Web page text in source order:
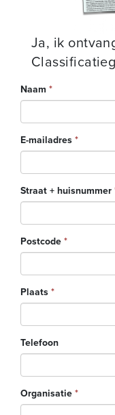
Ja, ik
Naam *
E-mailadres *
Straat + huisnummer
Postcode *
Plaats *
Telefoon
Organisatie *